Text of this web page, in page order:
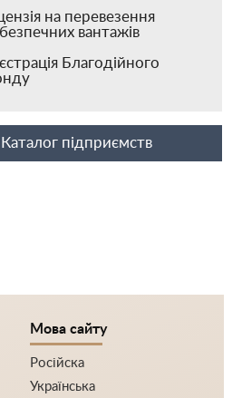
на перевезення
вантажів
Благодійного
Каталог підприємств
Мова сайту
Російска
Українська